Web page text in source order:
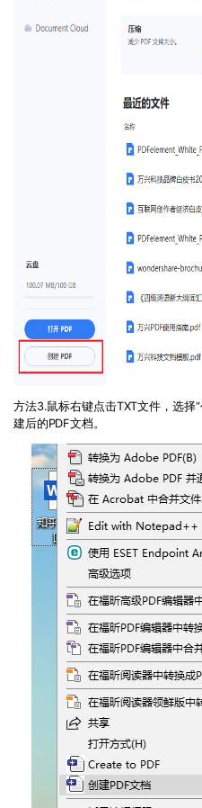
方法3.鼠标右键点击TXT文件，选择
建后的PDF文档。